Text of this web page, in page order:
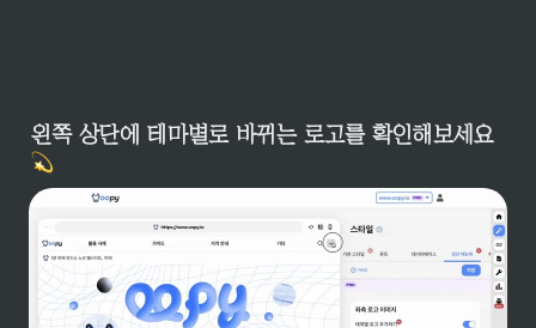
왼쪽 상단에 테마별로 바뀌는 로고를 확인해보세요